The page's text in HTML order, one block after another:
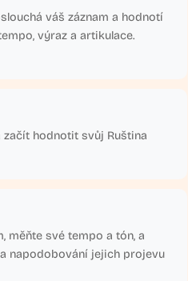
váš záznam a hodnotí
výraz a artikulace.
hodnotit svůj Ruština
měňte své tempo a tón, a
napodobování jejich projevu